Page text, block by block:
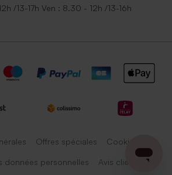
/13-17h Ven : 8.30 - 12h /13-16h
Offres spéciales Cookies
données personnelles Avis client